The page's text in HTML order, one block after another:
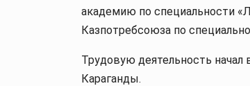
академию по специальности
Казпотребсоюза по
Трудовую деятельность
Караганды.